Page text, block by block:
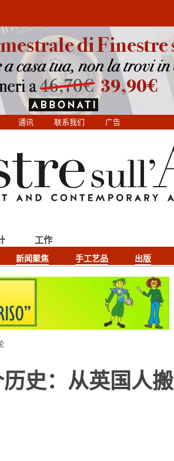
通讯 联系我们 广告
新闻聚焦 手工艺品 出版
工作
史：从英国人搬